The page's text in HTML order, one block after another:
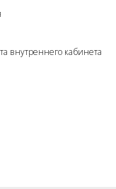
внутреннего кабинета